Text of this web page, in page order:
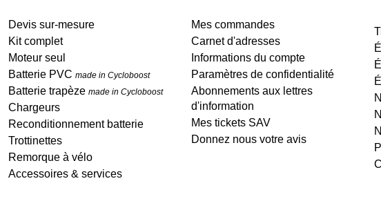
Devis sur-mesure
Kit complet
Moteur seul
Batterie PVCmade in Cycloboost
Batterie trapèzemade in Cycloboost
Chargeurs
Reconditionnement batterie
Trottinettes
Remorque à vélo
Accessoires & services
Mes commandes
Carnet d'adresses
Informations du compte
Paramètres de confidentialité
Abonnements aux lettres
d'information
Mes tickets SAV
Donnez nous votre avis